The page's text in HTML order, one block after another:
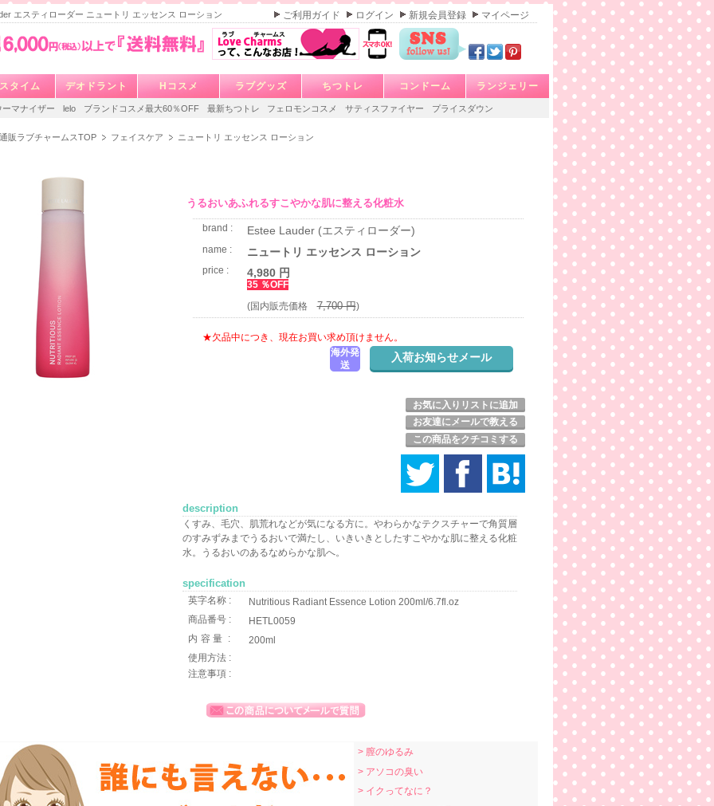
エスティローダー ニュートリ エッセンス ローション ご利用ガイド ログイン 新規会員登録 マイページ
タイム デオドラント Hコスメ ラブグッズ ちつトレ コンドーム ランジェリー
ーマナイザー lelo ブランドコスメ最大60％OFF 最新ちつトレ フェロモンコスメ サティスファイヤー プライスダウン
販ラブチャームスTOP フェイスケア ニュートリ エッセンス ローション
うるおいあふれるすこやかな肌に整える化粧水
brand : Estee Lauder (エスティローダー)
name : ニュートリ エッセンス ローション
price : 4,980 円
35 ％OFF
(国内販売価格7,700 円)
★欠品中につき、現在お買い求め頂けません。
海外発
送
お気に入りリストに追加
お友達にメールで教える
この商品をクチコミする
description
くすみ、毛穴、肌荒れなどが気になる方に。やわらかなテクスチャーで角質層
のすみずみまでうるおいで満たし、いきいきとしたすこやかな肌に整える化粧
水。うるおいのあるなめらかな肌へ。
specification
英字名称 :
Nutritious Radiant Essence Lotion 200ml/6.7fl.oz
商品番号 :
HETL0059
内容量 :
200ml
使用方法 :
注意事項 :
> 膣のゆるみ
> アソコの臭い
> イクってなに？